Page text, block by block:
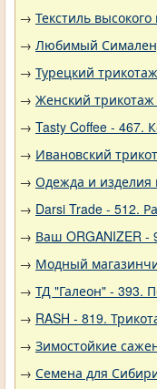
→ Текстиль
→ Любимый
→ Турецкий
→ Женский
→ Tasty Coffee -
→ Ивановский
→ Одежда и
→ Darsi Trade - 512.
→ Ваш ORGANIZER -
→ Модный
→ ТД "Галеон" - 393.
→ RASH - 819.
→ Зимостойкие
→ Семена для